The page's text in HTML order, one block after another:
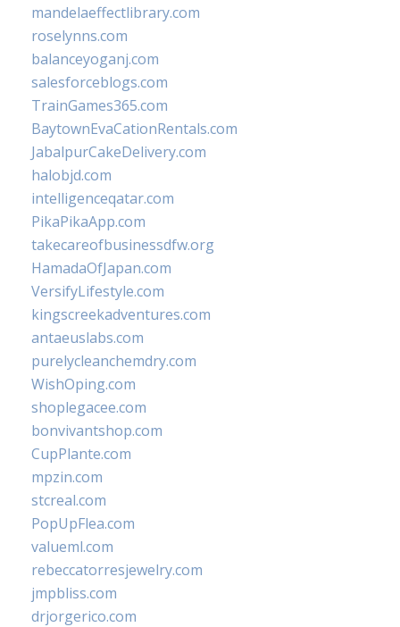
mandelaeffectlibrary.com
roselynns.com
balanceyoganj.com
salesforceblogs.com
TrainGames365.com
BaytownEvaCationRentals.com
JabalpurCakeDelivery.com
halobjd.com
intelligenceqatar.com
PikaPikaApp.com
takecareofbusinessdfw.org
HamadaOfJapan.com
VersifyLifestyle.com
kingscreekadventures.com
antaeuslabs.com
purelycleanchemdry.com
WishOping.com
shoplegacee.com
bonvivantshop.com
CupPlante.com
mpzin.com
stcreal.com
PopUpFlea.com
valueml.com
rebeccatorresjewelry.com
jmpbliss.com
drjorgerico.com